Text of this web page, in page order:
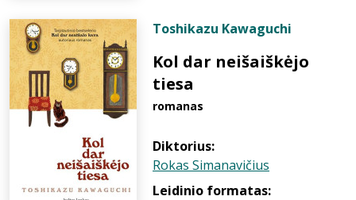
Toshikazu Kawaguchi
Kol dar neišaiškėjo
tiesa
romanas
Diktorius:
Rokas Simanavičius
Leidinio formatas: